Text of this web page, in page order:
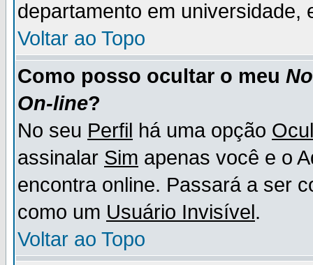
departamento em universidade,
Voltar ao Topo
Como posso ocultar o meu
On-line?
No seu Perfil há uma opção
assinalar Sim apenas você e o
encontra online. Passará a ser
como um Usuário Invisível.
Voltar ao Topo